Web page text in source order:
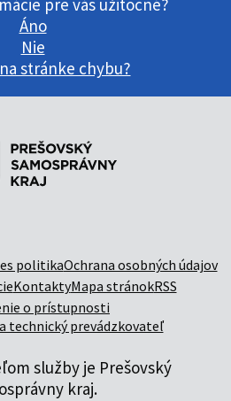
pre vás užitočné?
Áno
Nie
stránke chybu?
politikaOchrana osobných údajov
KontaktyMapa stránokRSS
o prístupnosti
technický prevádzkovateľ
služby je Prešovský
kraj.